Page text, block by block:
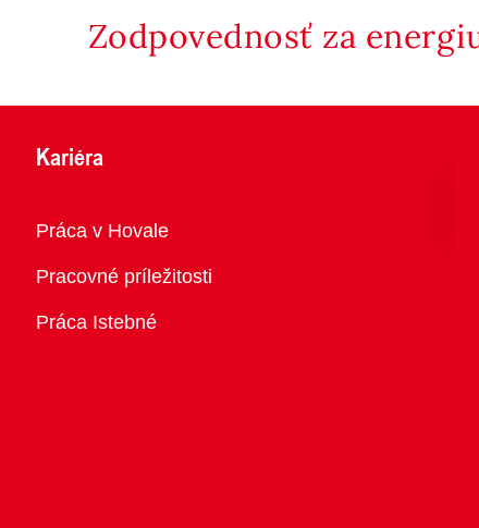
Zodpovednosť za
Kariéra
Prehľad
Práca v Hovale
Pracovné príležitosti
Práca Istebné